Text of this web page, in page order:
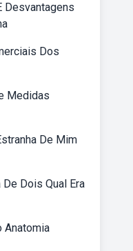
Desvantagens
Dos
Medidas
De Mim
De Dois Qual Era
Anatomia